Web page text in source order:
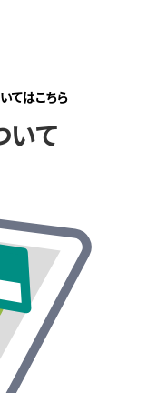
てはこちら
いて